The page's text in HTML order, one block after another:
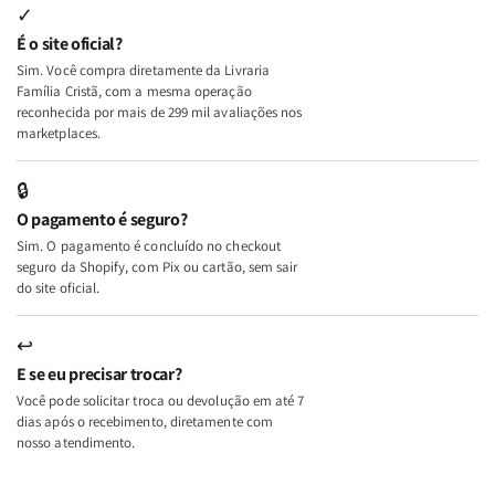
e
Deus
+
A
Mulher
Lar
+
A
Lar
✓
É o site oficial?
Sim. Você compra diretamente da Livraria
Família Cristã, com a mesma operação
reconhecida por mais de 299 mil avaliações nos
marketplaces.
🔒
O pagamento é seguro?
Sim. O pagamento é concluído no checkout
seguro da Shopify, com Pix ou cartão, sem sair
do site oficial.
↩
E se eu precisar trocar?
Você pode solicitar troca ou devolução em até 7
dias após o recebimento, diretamente com
nosso atendimento.